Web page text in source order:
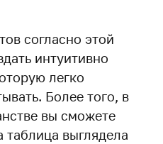
согласно этой
интуитивно
легко
Более того, в
вы сможете
таблица выглядела